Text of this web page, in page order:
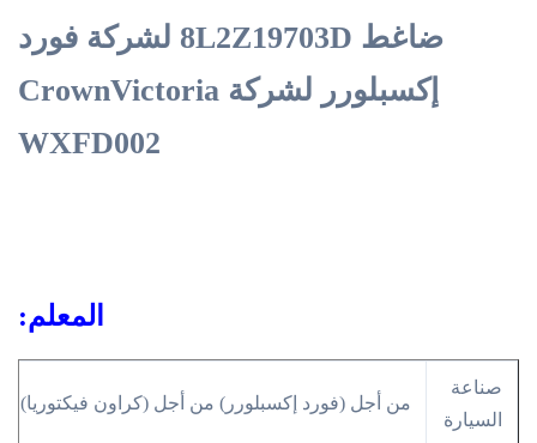
ضاغط 8L2Z19703D لشركة فورد
إكسبلورر لشركة CrownVictoria
WXFD002
المعلم:
صناعة
السيارة
من أجل (فورد إكسبلورر) من أجل (كراون فيكتوريا)